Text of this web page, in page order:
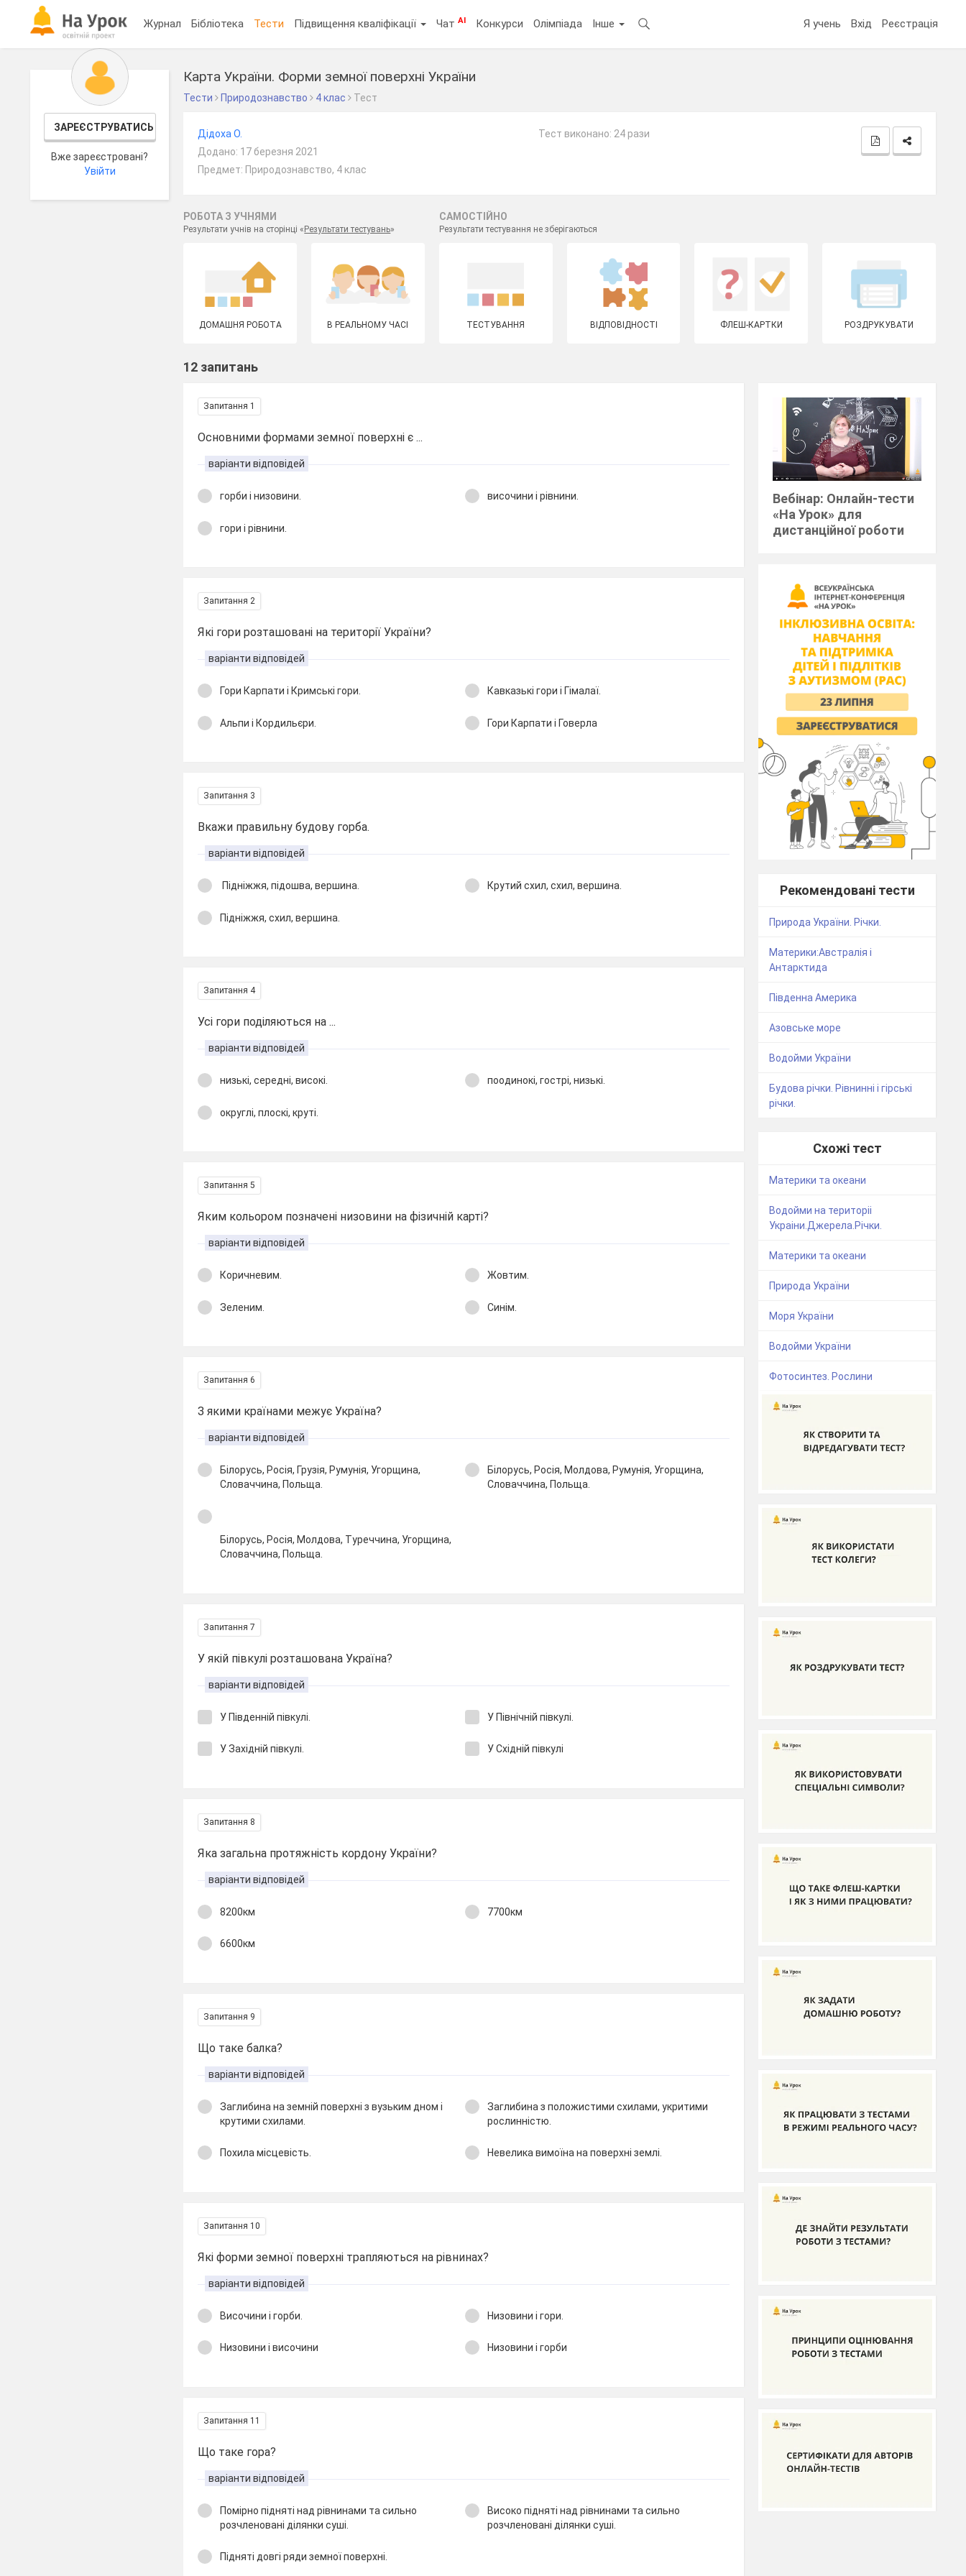
Журнал Бібліотека Тести Підвищення кваліфікації ЧатAI Конкурси Олімпіада Інше Я учень Вхід Реєстрація
ЗАРЕЄСТРУВАТИСЬ
Вже зареєстровані?
Увійти
Карта України. Форми земної поверхні України
Тести Природознавство 4 клас Тест
Дідоха О.
Додано: 17 березня 2021
Предмет: Природознавство, 4 клас
Тест виконано: 24 рази
РОБОТА З УЧНЯМИ
Результати учнів на сторінці « Результати тестувань»
САМОСТІЙНО
Результати тестування не зберігаються
ДОМАШНЯ РОБОТА В РЕАЛЬНОМУ ЧАСІ ТЕСТУВАННЯ ВІДПОВІДНОСТІ ФЛЕШ-КАРТКИ РОЗДРУКУВАТИ
12 запитань
Запитання 1
Основними формами земної поверхні є ...
варіанти відповідей
горби і низовини. височини і рівнини.
гори і рівнини.
Запитання 2
Які гори розташовані на території України?
варіанти відповідей
Гори Карпати і Кримські гори. Кавказькі гори і Гімалаї.
Альпи і Кордильєри. Гори Карпати і Говерла
Запитання 3
Вкажи правильну будову горба.
варіанти відповідей
Підніжжя, підошва, вершина. Крутий схил, схил, вершина.
Підніжжя, схил, вершина.
Запитання 4
Усі гори поділяються на ...
варіанти відповідей
низькі, середні, високі. поодинокі, гострі, низькі.
округлі, плоскі, круті.
Запитання 5
Яким кольором позначені низовини на фізичній карті?
варіанти відповідей
Коричневим. Жовтим.
Зеленим. Синім.
Запитання 6
З якими країнами межує Україна?
варіанти відповідей
Білорусь, Росія, Грузія, Румунія, Угорщина,
Словаччина, Польща.
Білорусь, Росія, Молдова, Румунія, Угорщина,
Словаччина, Польща.
Білорусь, Росія, Молдова, Туреччина, Угорщина,
Словаччина, Польща.
Запитання 7
У якій півкулі розташована Україна?
варіанти відповідей
У Південній півкулі. У Північній півкулі.
У Західній півкулі. У Східній півкулі
Запитання 8
Яка загальна протяжність кордону України?
варіанти відповідей
8200км 7700км
6600км
Запитання 9
Що таке балка?
варіанти відповідей
Заглибина на земній поверхні з вузьким дном і
крутими схилами.
Заглибина з положистими схилами, укритими
рослинністю.
Похила місцевість. Невелика вимоїна на поверхні землі.
Запитання 10
Які форми земної поверхні трапляються на рівнинах?
варіанти відповідей
Височини і горби. Низовини і гори.
Низовини і височини Низовини і горби
Запитання 11
Що таке гора?
варіанти відповідей
Помірно підняті над рівнинами та сильно
розчленовані ділянки суші.
Високо підняті над рівнинами та сильно
розчленовані ділянки суші.
Підняті довгі ряди земної поверхні.
Вебінар: Онлайн-тести
«На Урок» для
дистанційної роботи
Рекомендовані тести
Природа України. Річки.
Материки:Австралія і
Антарктида
Південна Америка
Азовське море
Водойми України
Будова річки. Рівнинні і гірські
річки.
Схожі тест
Материки та океани
Водойми на територіі
Украіни.Джерела.Річки.
Материки та океани
Природа України
Моря України
Водойми України
Фотосинтез. Рослини